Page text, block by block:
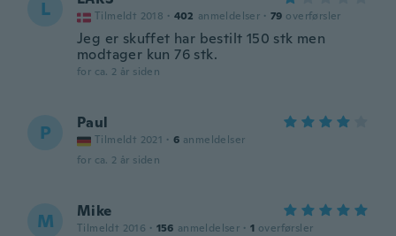
L Tilmeldt 2018 · 402 anmeldelser · 79 overførsler
Jeg er skuffet har bestilt 150 stk men
modtager kun 76 stk.
for ca. 2 år siden
P Paul
Tilmeldt 2021 · 6 anmeldelser
for ca. 2 år siden
M Mike
Tilmeldt 2016 · 156 anmeldelser · 1 overførsler